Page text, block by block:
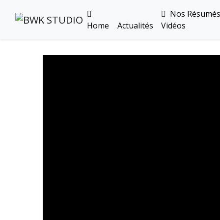
Home Actualités
Nos Résumés
Vidéos